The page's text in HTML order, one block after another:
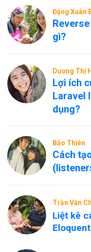
Đặng Xuân
gì?
Dương Thị
Lợi ích
Laravel
dụng?
Bảo Thiên
Cách
Trần Văn
Liệt kê